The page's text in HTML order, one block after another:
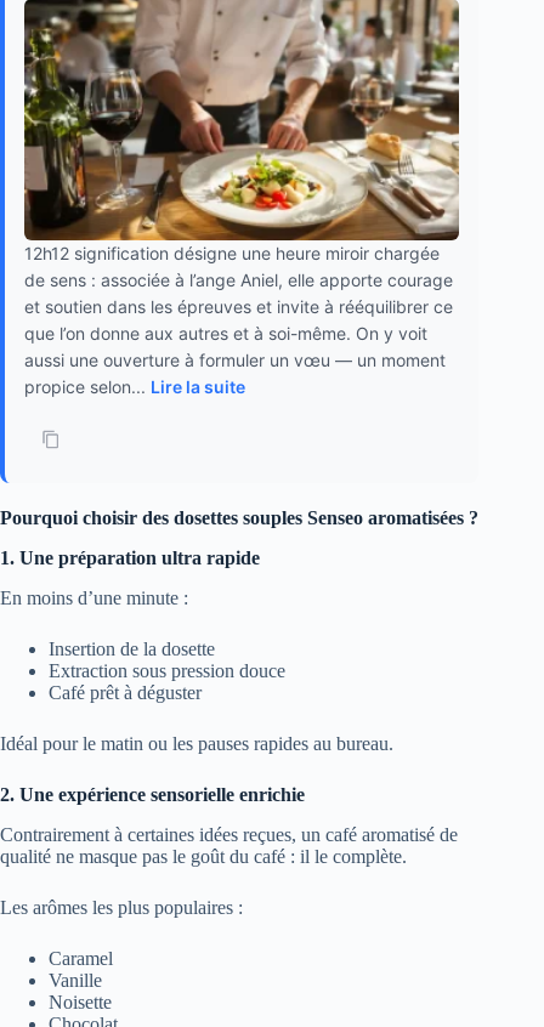
12h12 signification désigne une heure miroir chargée
de sens : associée à l’ange Aniel, elle apporte courage
et soutien dans les épreuves et invite à rééquilibrer ce
que l’on donne aux autres et à soi-même. On y voit
aussi une ouverture à formuler un vœu — un moment
propice selon... Lire la suite
Pourquoi choisir des dosettes souples Senseo aromatisées ?
1. Une préparation ultra rapide
En moins d’une minute :
Insertion de la dosette
Extraction sous pression douce
Café prêt à déguster
Idéal pour le matin ou les pauses rapides au bureau.
2. Une expérience sensorielle enrichie
Contrairement à certaines idées reçues, un café aromatisé de
qualité ne masque pas le goût du café : il le complète.
Les arômes les plus populaires :
Caramel
Vanille
Noisette